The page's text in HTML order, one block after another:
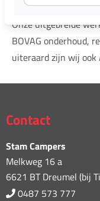
leven aangenamer
Onze uitgebreide
BOVAG onderhoud,
uiteraard zijn wij ook
Contact
Stam Campers
Melkweg 16 a
6621 BT Dreumel (bij
0487 573 777